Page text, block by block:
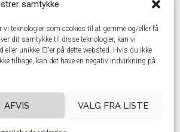
samtykke
vi teknologier som cookies til at gemme og/eller få
dit samtykke til disse teknologier, kan vi
unikke ID'er på dette websted. Hvis du ikke
tilbage, kan det have en negativ indvirkning på
AFVIS VALG FRA LISTE